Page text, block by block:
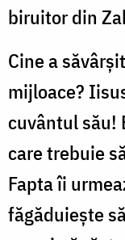
biruitor din
Cine a
mijloace?
cuvântul său!
care trebuie
Fapta îi
făgăduieşte